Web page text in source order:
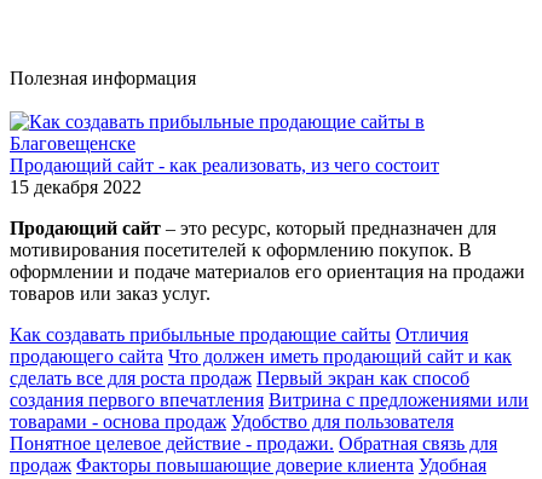
Полезная информация
Продающий сайт - как реализовать, из чего состоит
15 декабря 2022
Продающий сайт – это ресурс, который предназначен для
мотивирования посетителей к оформлению покупок. В
оформлении и подаче материалов его ориентация на продажи
товаров или заказ услуг.
Как создавать прибыльные продающие сайты Отличия
продающего сайта Что должен иметь продающий сайт и как
сделать все для роста продаж Первый экран как способ
создания первого впечатления Витрина с предложениями или
товарами - основа продаж Удобство для пользователя
Понятное целевое действие - продажи. Обратная связь для
продаж Факторы повышающие доверие клиента Удобная